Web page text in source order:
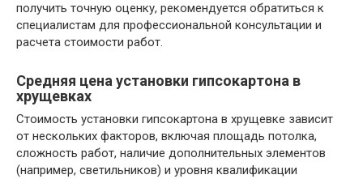
получить точную оценку, рекомендуется обратиться к
специалистам для профессиональной консультации и
расчета стоимости работ.
Средняя цена установки гипсокартона в
хрущевках
Стоимость установки гипсокартона в хрущевке зависит
от нескольких факторов, включая площадь потолка,
сложность работ, наличие дополнительных элементов
(например, светильников) и уровня квалификации